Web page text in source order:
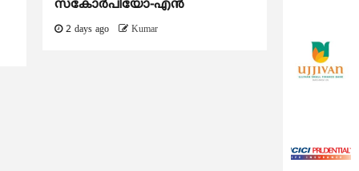
സ്കോർപിയോ-എൻ
2 days ago Kumar